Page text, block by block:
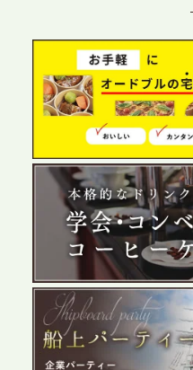
目の展開で、拡大する
2026.6.4
プレスリリースのご案
の離職防止に。オフィ
う「お祭りケータリング
2026.5.29
プレスリリースのご案
テーブル、群馬前橋支
展開が進む前橋エリア
なサービスで各種イベ
2026.5.27
プレスリリースのご案